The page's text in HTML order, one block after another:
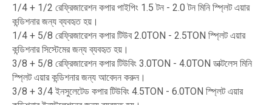
1/4 + 1/2 রেফ্রিজারেশন কপার পাইপিং 1.5 টন - 2.0 টন মিনি স্প্লিট এয়ার
কন্ডিশনার জন্য ব্যবহৃত হয়।
1/4 + 5/8 রেফ্রিজারেশন কপার টিউব 2.0TON - 2.5TON স্প্লিট এয়ার
কন্ডিশনার সিস্টেমের জন্য ব্যবহৃত হয়।
3/8 + 5/8 রেফ্রিজারেশন কপার টিউবিং 3.0TON - 4.0TON ডাক্টলেস মিনি
স্প্লিট এয়ার কন্ডিশনার জন্য আবেদন করুন।
3/8 + 3/4 ইনসুলেটেড কপার টিউবিং 4.5TON - 6.0TON স্প্লিট এয়ার